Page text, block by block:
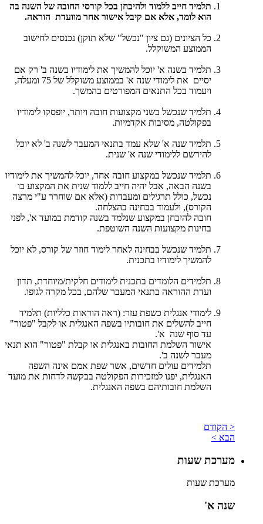
תלמיד חייב ללמוד ולהיבחן בכל קורסי החובה של השנה בה
הוא לומד, אלא אם קיבל אישור אחר מוועדת הוראה.
כל הציונים (גם ציון "נכשל" שלא תוקן) נכנסים לחישוב
הממוצע המשוקלל.
תלמיד בשנה א' יוכל להמשיך את לימודיו בשנה ב' רק אם
יסיים את לימודי שנה א' בממוצע משוקלל של 75 ומעלה,
ויעמוד בכל התנאים המפורטים בהמשך.
תלמיד שנכשל בשני מקצועות חובה ויותר, יופסקו לימודיו
בפקולטה, מסיבות אקדמיות.
תלמיד שנה א' שלא עמד בתנאי המעבר לשנה ב' לא יוכל
להירשם ללימודי שנה א' שנית.
תלמיד שנכשל במקצוע חובה אחד, יוכל להמשיך את לימודיו
בשנה הבאה, אבל יהיה חייב ללמוד שנית את המקצוע בו
נכשל, כולל תרגילים ומעבדות (אלא אם שוחרר ע"י מרצה
הקורס), ולעמוד בבחינה בהצלחה.
חובה להיבחן במקצוע שנלמד בשנה קודמת במועד א', לפני
בחינות מקצועות השנה השוטפת.
תלמיד שנכשל בבחינה לאחר לימוד חוזר של קורס, לא יוכל
להמשיך לימודיו בתכנית.
תלמידים הלומדים בתכנית לימודים חלקית/מיוחדת, תדון
ועדת ההוראה בתנאי המעבר שלהם, בכל מקרה לגופו.
לימודי אנגלית כשפת עזר: (ראה הוראות כלליות) תלמיד
חייב להשלים את חובותיו בשפה האנגלית או לקבל "פטור"
עד סוף שנה א'.
אישור השלמת החובות באנגלית או קבלת "פטור" הוא תנאי
מעבר לשנה ב'.
תלמידים עולים חדשים, אשר שפת אמם אינה השפה
האנגלית, יפנו למזכירות הפקולטה בבקשה לדחות את מועד
השלמת חובותיהם בשפה האנגלית.
< הקודם
הבא >
מערכת שעות
מערכת שעות
שנה א'